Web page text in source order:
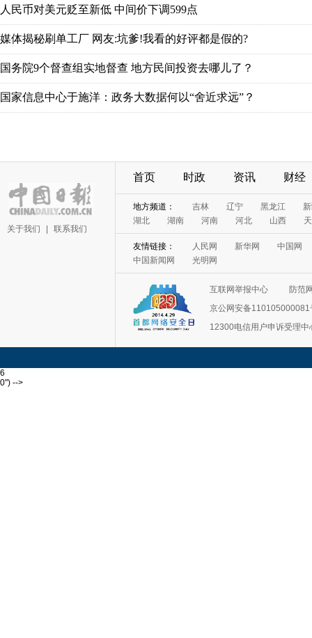
人民币对美元贬至新低 中间价下调599点
媒体揭秘刷单工厂 网友:坑爹!我看的好评都是假的?
国务院9个督查组实地督查 地方民间投资去哪儿了？
国家信息中心于施洋：政务大数据何以“舍近求远”？
关于我们 联系我们
首页 时政 资讯 财经
地方频道： 吉林 辽宁 黑龙江
湖北
湖南 河南 河北 山西
友情链接： 人民网 新华网
中国网
中国新闻网
光明网
互联网举报中心
防范
京公网安备110105000081
12300电信用户申诉受理中
6
0") -->